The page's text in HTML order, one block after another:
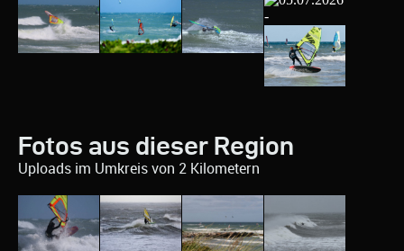
Fotos aus dieser Region
Uploads im Umkreis von 2 Kilometern